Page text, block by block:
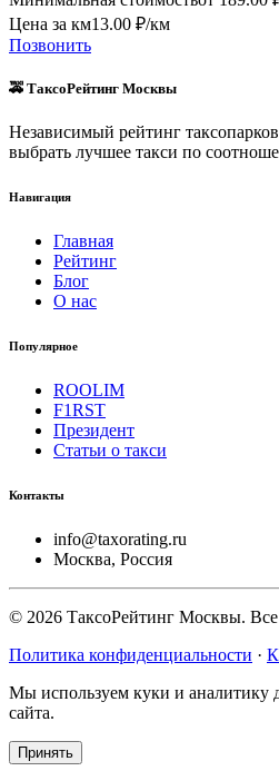
Цена за км13.00 ₽/км
Позвонить
🚕 ТаксоРейтинг Москвы
Независимый рейтинг
выбрать лучшее такси по
Навигация
Главная
Рейтинг
Блог
О нас
Популярное
ROOLIM
F1RST
Президент
Статьи о такси
Контакты
info@taxorating.ru
Москва, Россия
© 2026 ТаксоРейтинг Москвы.
Политика конфиденциальности ·
Мы используем куки и аналитику
сайта.
Принять